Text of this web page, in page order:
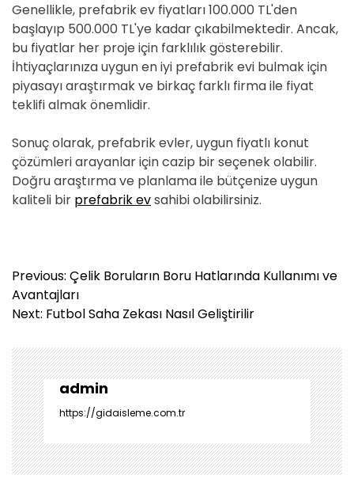
Genellikle, prefabrik ev fiyatları 100.000 TL'den
başlayıp 500.000 TL'ye kadar çıkabilmektedir. Ancak,
bu fiyatlar her proje için farklılık gösterebilir.
İhtiyaçlarınıza uygun en iyi prefabrik evi bulmak için
piyasayı araştırmak ve birkaç farklı firma ile fiyat
teklifi almak önemlidir.
Sonuç olarak, prefabrik evler, uygun fiyatlı konut
çözümleri arayanlar için cazip bir seçenek olabilir.
Doğru araştırma ve planlama ile bütçenize uygun
kaliteli bir prefabrik evsahibi olabilirsiniz.
Y
a
z
g
e
z
i
n
m
e
Previous: Çelik Boruların Boru Hatlarında Kullanımı ve
Avantajları
Next: Futbol Saha Zekası Nasıl Geliştirilir
admin
https://gidaisleme.com.tr